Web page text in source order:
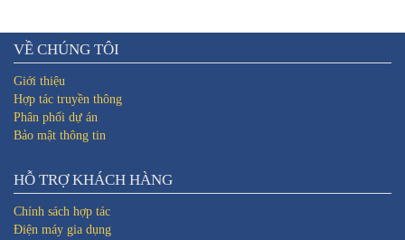
VỀ CHÚNG TÔI
Giới thiệu
Hợp tác truyền thông
Phân phối dự án
Bảo mật thông tin
HỖ TRỢ KHÁCH HÀNG
Chính sách hợp tác
Điện máy gia dụng